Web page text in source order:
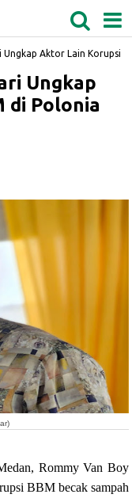
BIDANGRO
Aktor Lain Korupsi
Ungkap
di Polonia
Rommy Van Boy
BBM becak sampah